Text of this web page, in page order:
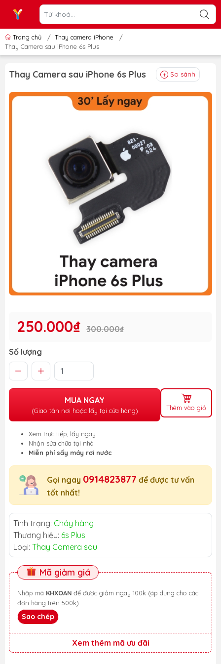
Trang chủ / Thay camera iPhone
/
Thay Camera sau iPhone 6s Plus
Thay Camera sau iPhone 6s Plus So sánh
250.000₫ 300.000₫
Số lượng
MUA NGAY
(Giao tận nơi hoặc lấy tại cửa hàng) Thêm vào giỏ
Xem trực tiếp, lấy ngay
Nhận sửa chữa tại nhà
Miễn phí sấy máy rơi nước
Gọi ngay 0914823877 để được tư vấn
tốt nhất!
Tình trạng: Cháy hàng
Thương hiệu: 6s Plus
Loại: Thay Camera sau
Mã giảm giá
Nhập mã KHXOAN
đơn hàng trên 500k)
Sao chép
Xem thêm mã ưu đãi